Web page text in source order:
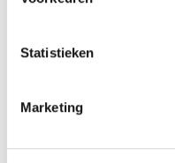
Statistieken
Marketing
kleuren, waaronder
het spel van licht